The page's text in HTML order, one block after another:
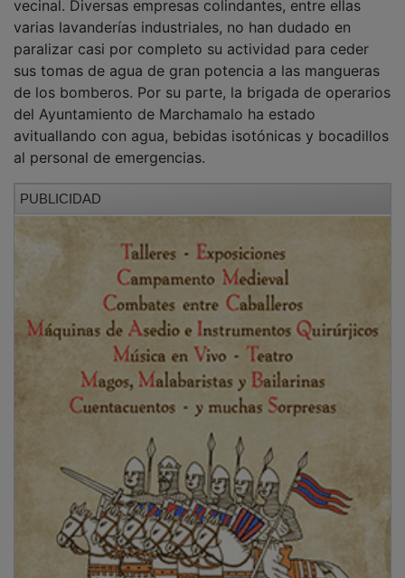
Sin riesgo de toxicidad, pero bajo vigilancia
​Uno de los puntos que más preocupaba a las
autoridades era el posible impacto de la densa
columna de humo en la salud de los vecinos. Los
bomberos han transmitido un mensaje tranquilizador:
las mediciones iniciales arrojan parámetros normales y
no se detectan componentes tóxicos que resulten
una columna bastante alta y uniforme hacia arriba y
los niveles no son tóxicos".
PUBLICIDAD